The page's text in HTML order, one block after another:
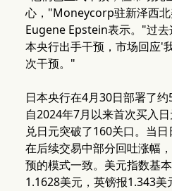
心，"Moneycorp驻新泽西
Eugene Epstein表示。"过
本央行出手干预，市场回应'
次干预。"
日本央行在4月30日部署了
自2024年7月以来首次买入
兑日元突破了160关口。当
在后续交易中部分回吐涨幅
预的模式一致。美元指数基
1.1628美元，英镑报1.343美